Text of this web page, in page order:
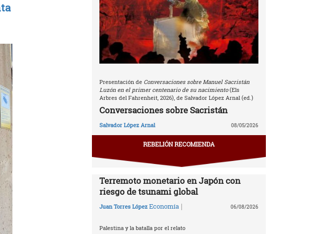
Presentación de Conversaciones sobre Manuel Sacristán
Luzón en el primer centenario de su nacimiento(Els
Arbres del Fahrenheit, 2026), de Salvador López Arnal (ed.)
Conversaciones sobre Sacristán
Salvador López Arnal 08/05/2026
REBELIÓN RECOMIENDA
Terremoto monetario en Japón con
riesgo de tsunami global
Juan Torres López Economía | 06/08/2026
Palestina y la batalla por el relato